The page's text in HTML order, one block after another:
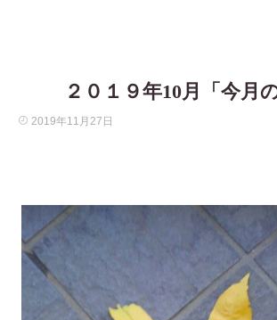
２０１９年10月「今月の
2019年11月27日